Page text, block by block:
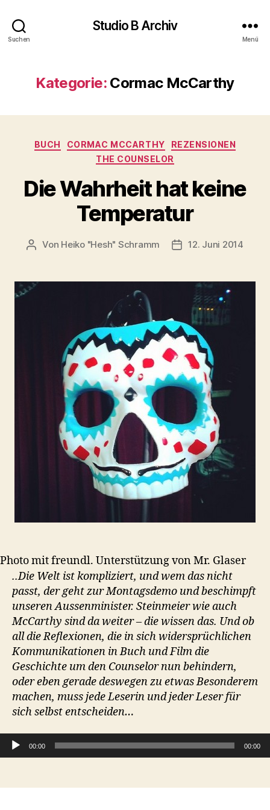
Suchen
Studio B Archiv
Menü
Kategorie: Cormac McCarthy
Kategorien
BUCH CORMAC MCCARTHY
REZENSIONEN
THE COUNSELOR
Die Wahrheit hat keine
Temperatur
Beitragsautor
Von Heiko "Hesh" Schramm 12. Juni 2014
Photo mit freundl. Unterstützung von Mr. Glaser
..Die Welt ist kompliziert, und wem das nicht
passt, der geht zur Montagsdemo und beschimpft
unseren Aussenminister. Steinmeier wie auch
McCarthy sind da weiter – die wissen das. Und ob
all die Reflexionen, die in sich widersprüchlichen
Kommunikationen in Buch und Film die
Geschichte um den Counselor nun behindern,
oder eben gerade deswegen zu etwas Besonderem
machen, muss jede Leserin und jeder Leser für
sich selbst entscheiden…
Audio-Player
00:00 00:00